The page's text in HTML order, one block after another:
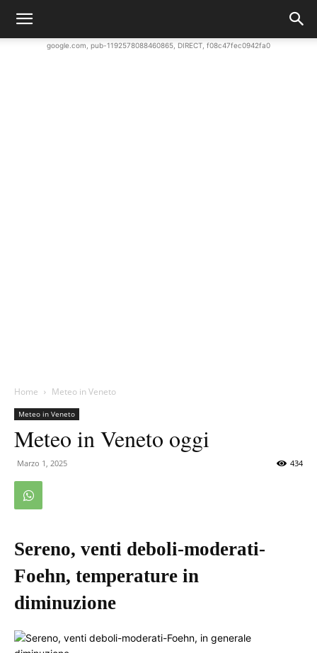
google.com, pub-1192578088460865, DIRECT, f08c47fec0942fa0
Home Meteo in Veneto
Meteo in Veneto
Meteo in Veneto oggi
Marzo 1, 2025 434
Sereno, venti deboli-moderati-
Foehn, temperature in
diminuzione